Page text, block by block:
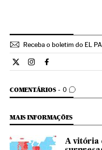
Receba o boletim do EL
Internacional El País
Internacional El País
Internacional El
COMENTÁRIOS 0
COMENTÁRIOS
MAIS INFORMAÇÕES
A vitória